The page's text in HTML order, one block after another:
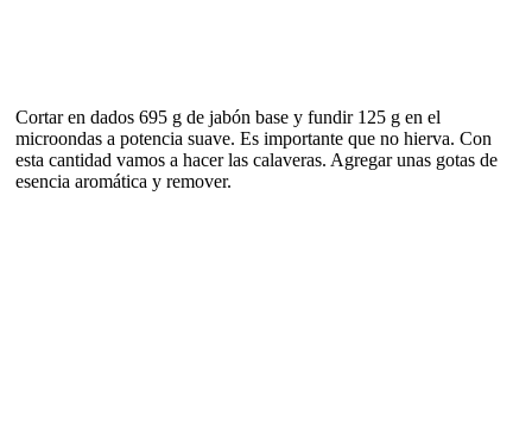
Cortar en dados 695 g de jabón base y fundir 125 g en el
microondas a potencia suave. Es importante que no hierva. Con
esta cantidad vamos a hacer las calaveras. Agregar unas gotas de
esencia aromática y remover.